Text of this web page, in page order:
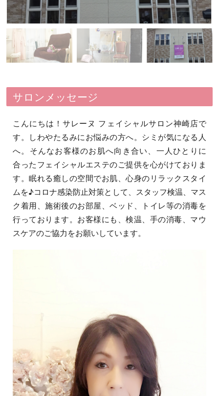
サロンメッセージ
こんにちは！サレーヌ フェイシャルサロン神崎店で
す。しわやたるみにお悩みの方へ。シミが気になる人
へ。そんなお客様のお肌へ向き合い、一人ひとりに
合ったフェイシャルエステのご提供を心がけておりま
す。眠れる癒しの空間でお肌、心身のリラックスタイ
ムを♪コロナ感染防止対策として、スタッフ検温、マス
ク着用、施術後のお部屋、ベッド、トイレ等の消毒を
行っております。お客様にも、検温、手の消毒、マウ
スケアのご協力をお願いしています。